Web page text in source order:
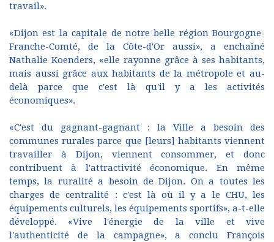
travail».
«Dijon est la capitale de notre belle région Bourgogne-
Franche-Comté, de la Côte-d'Or aussi», a enchaîné
Nathalie Koenders, «elle rayonne grâce à ses habitants,
mais aussi grâce aux habitants de la métropole et au-
delà parce que c'est là qu'il y a les activités
économiques».
«C'est du gagnant-gagnant : la Ville a besoin des
communes rurales parce que [leurs] habitants viennent
travailler à Dijon, viennent consommer, et donc
contribuent à l'attractivité économique. En même
temps, la ruralité a besoin de Dijon. On a toutes les
charges de centralité : c'est là où il y a le CHU, les
équipements culturels, les équipements sportifs», a-t-elle
développé. «Vive l'énergie de la ville et vive
l'authenticité de la campagne», a conclu François